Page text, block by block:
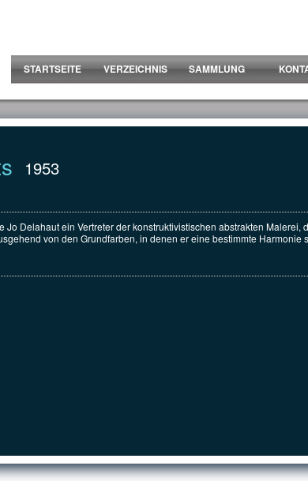
STARTSEITE
VERZEICHNIS SAMMLUNG
1953
Delahaut ein Vertreter der konstruktivistischen abstrakten Malerei,
von den Grundfarben, in denen er eine bestimmte Harmonie